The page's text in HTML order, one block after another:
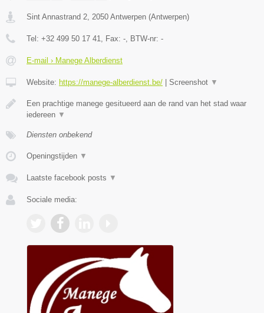
Sint Annastrand 2 2050 Antwerpen (Antwerpen)
Tel: +32 499 50 17 41 , Fax: - , BTW-nr: -
E-mail › Manege Alberdienst
Website: https://manege-alberdienst.be/ | Screenshot ▼
Een prachtige manege gesitueerd aan de rand van het stad waar
iedereen ▼
Diensten onbekend
Openingstijden ▼
Laatste facebook posts ▼
Sociale media: